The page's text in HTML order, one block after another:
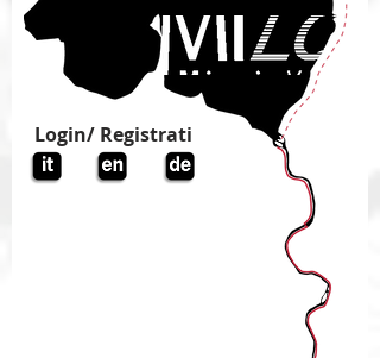
Login/ Registrati